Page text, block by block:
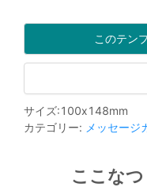
このテン
サイズ:100x148mm
カテゴリー: メッセージ
ここなつ